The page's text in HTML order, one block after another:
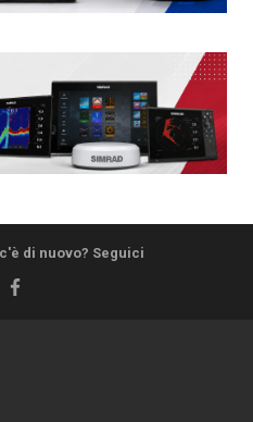
di nuovo? Seguici